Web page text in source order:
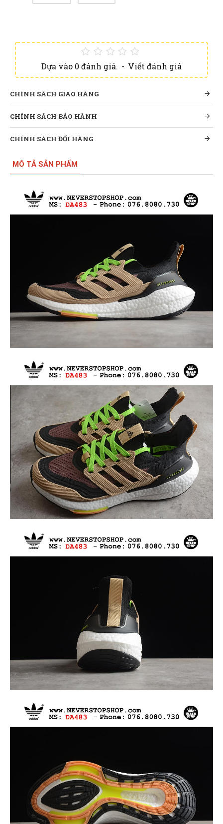
Dựa vào 0 đánh giá. - Viết đánh giá
CHÍNH SÁCH GIAO HÀNG
CHÍNH SÁCH BẢO HÀNH
CHÍNH SÁCH ĐỔI HÀNG
MÔ TẢ SẢN PHẨM